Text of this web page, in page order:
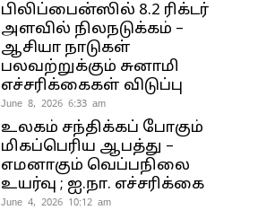
பிலிப்பைன்ஸில் 8.2 ரிக்டர்
அளவில் நிலநடுக்கம் –
ஆசியா நாடுகள்
பலவற்றுக்கும் சுனாமி
எச்சரிக்கைகள் விடுப்பு
June 8, 2026 6:33 am
உலகம் சந்திக்கப் போகும்
மிகப்பெரிய ஆபத்து –
எமனாகும் வெப்பநிலை
உயர்வு ; ஐ.நா. எச்சரிக்கை
June 4, 2026 10:12 am